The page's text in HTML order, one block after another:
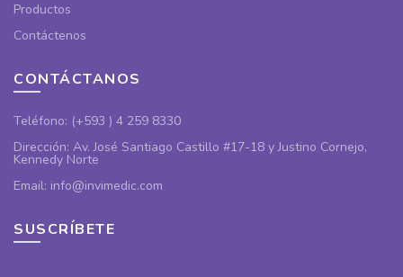
Productos
Contáctenos
CONTÁCTANOS
Teléfono: (+593 ) 4 259 8330
Dirección: Av. José Santiago Castillo #17-18 y Justino Cornejo,
Kennedy Norte
Email: info@invimedic.com
SUSCRÍBETE